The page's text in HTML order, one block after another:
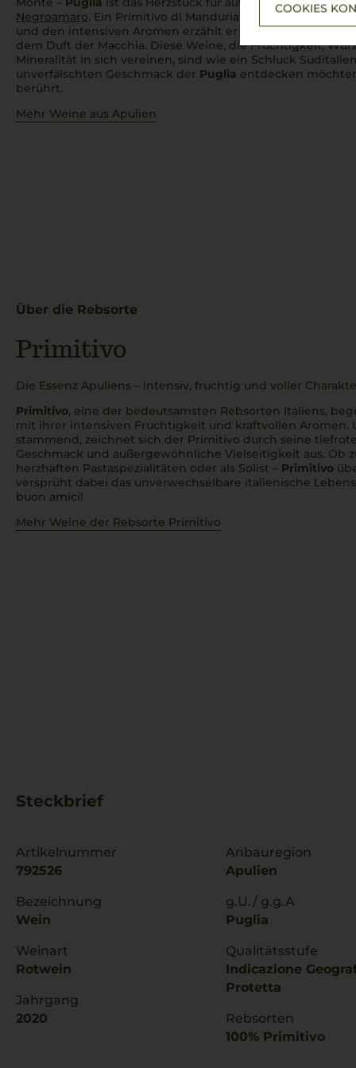
COOKIES
Negroamaro. Ein Primitivo di Manduria? Einfach bellisimo!
und den intensiven Aromen erzählt er Geschichten von
dem Duft der Macchia. Diese Weine, die Fruchtigkeit,
Mineralität in sich vereinen, sind wie ein Schluck
unverfälschten Geschmack der Puglia entdecken
berührt.
Mehr Weine aus Apulien
Über die Rebsorte
Primitivo
Die Essenz Apuliens – intensiv, fruchtig und voller
Primitivo, eine der bedeutsamsten Rebsorten Italiens,
mit ihrer intensiven Fruchtigkeit und kraftvollen Aromen.
stammend, zeichnet sich der Primitivo durch seine
Geschmack und außergewöhnliche Vielseitigkeit aus. Ob
herzhaften Pastaspezialitäten oder als Solist – Primitivo
versprüht dabei das unverwechselbare italienische
buon amici!
Mehr Weine der Rebsorte Primitivo
Steckbrief
Artikelnummer
792526
Bezeichnung
Wein
Weinart
Rotwein
Jahrgang
2020
Anbauregion
Apulien
g.U./ g.g.A
Puglia
Qualitätsstufe
Indicazione
Protetta
Rebsorten
100% Primitivo